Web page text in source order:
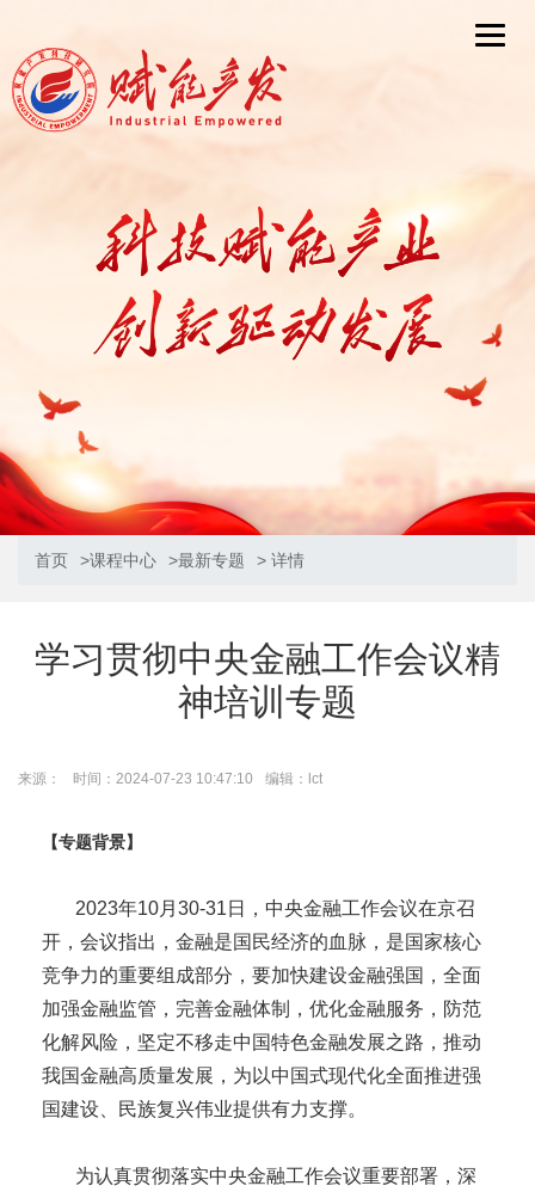
首页 >课程中心 >最新专题 > 详情
学习贯彻中央金融工作会议精
神培训专题
来源： 时间：2024-07-23 10:47:10 编辑：lct
【专题背景】
2023年10月30-31日，中央金融工作会议在京召
开，会议指出，金融是国民经济的血脉，是国家核心
竞争力的重要组成部分，要加快建设金融强国，全面
加强金融监管，完善金融体制，优化金融服务，防范
化解风险，坚定不移走中国特色金融发展之路，推动
我国金融高质量发展，为以中国式现代化全面推进强
国建设、民族复兴伟业提供有力支撑。
为认真贯彻落实中央金融工作会议重要部署，深